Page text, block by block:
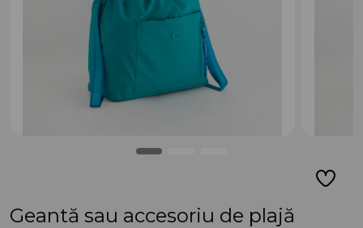
Geantă sau accesoriu de plajă